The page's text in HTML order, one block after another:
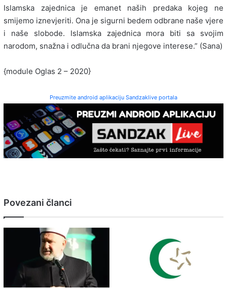
Islamska zajednica je emanet naših predaka kojeg ne
smijemo iznevjeriti. Ona je sigurni bedem odbrane naše vjere
i naše slobode. Islamska zajednica mora biti sa svojim
narodom, snažna i odlučna da brani njegove interese.” (Sana)
{module Oglas 2 – 2020}
Preuzmite android aplikaciju Sandzaklive portala
Povezani članci